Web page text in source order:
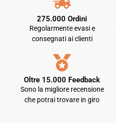
275.000 Ordini
Regolarmente evasi e
consegnati ai clienti
Oltre 15.000 Feedback
Sono la migliore recensione
che potrai trovare in giro